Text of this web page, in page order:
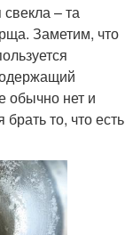
– та
Заметим, что
обычно нет и
то, что есть